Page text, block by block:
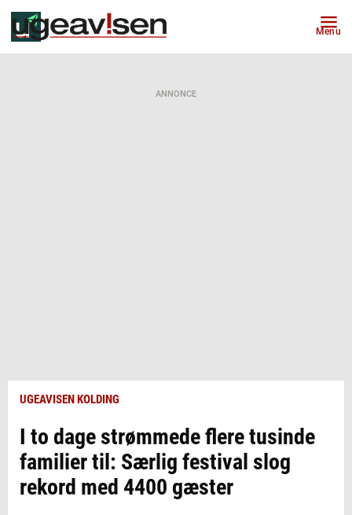
Menu
ANNONCE
UGEAVISEN KOLDING
I to dage strømmede flere tusinde
familier til: Særlig festival slog
rekord med 4400 gæster